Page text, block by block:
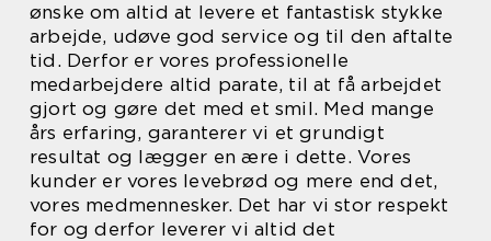
ønske om altid at levere et fantastisk stykke
arbejde, udøve god service og til den aftalte
tid. Derfor er vores professionelle
medarbejdere altid parate, til at få arbejdet
gjort og gøre det med et smil. Med mange
års erfaring, garanterer vi et grundigt
resultat og lægger en ære i dette. Vores
kunder er vores levebrød og mere end det,
vores medmennesker. Det har vi stor respekt
for og derfor leverer vi altid det